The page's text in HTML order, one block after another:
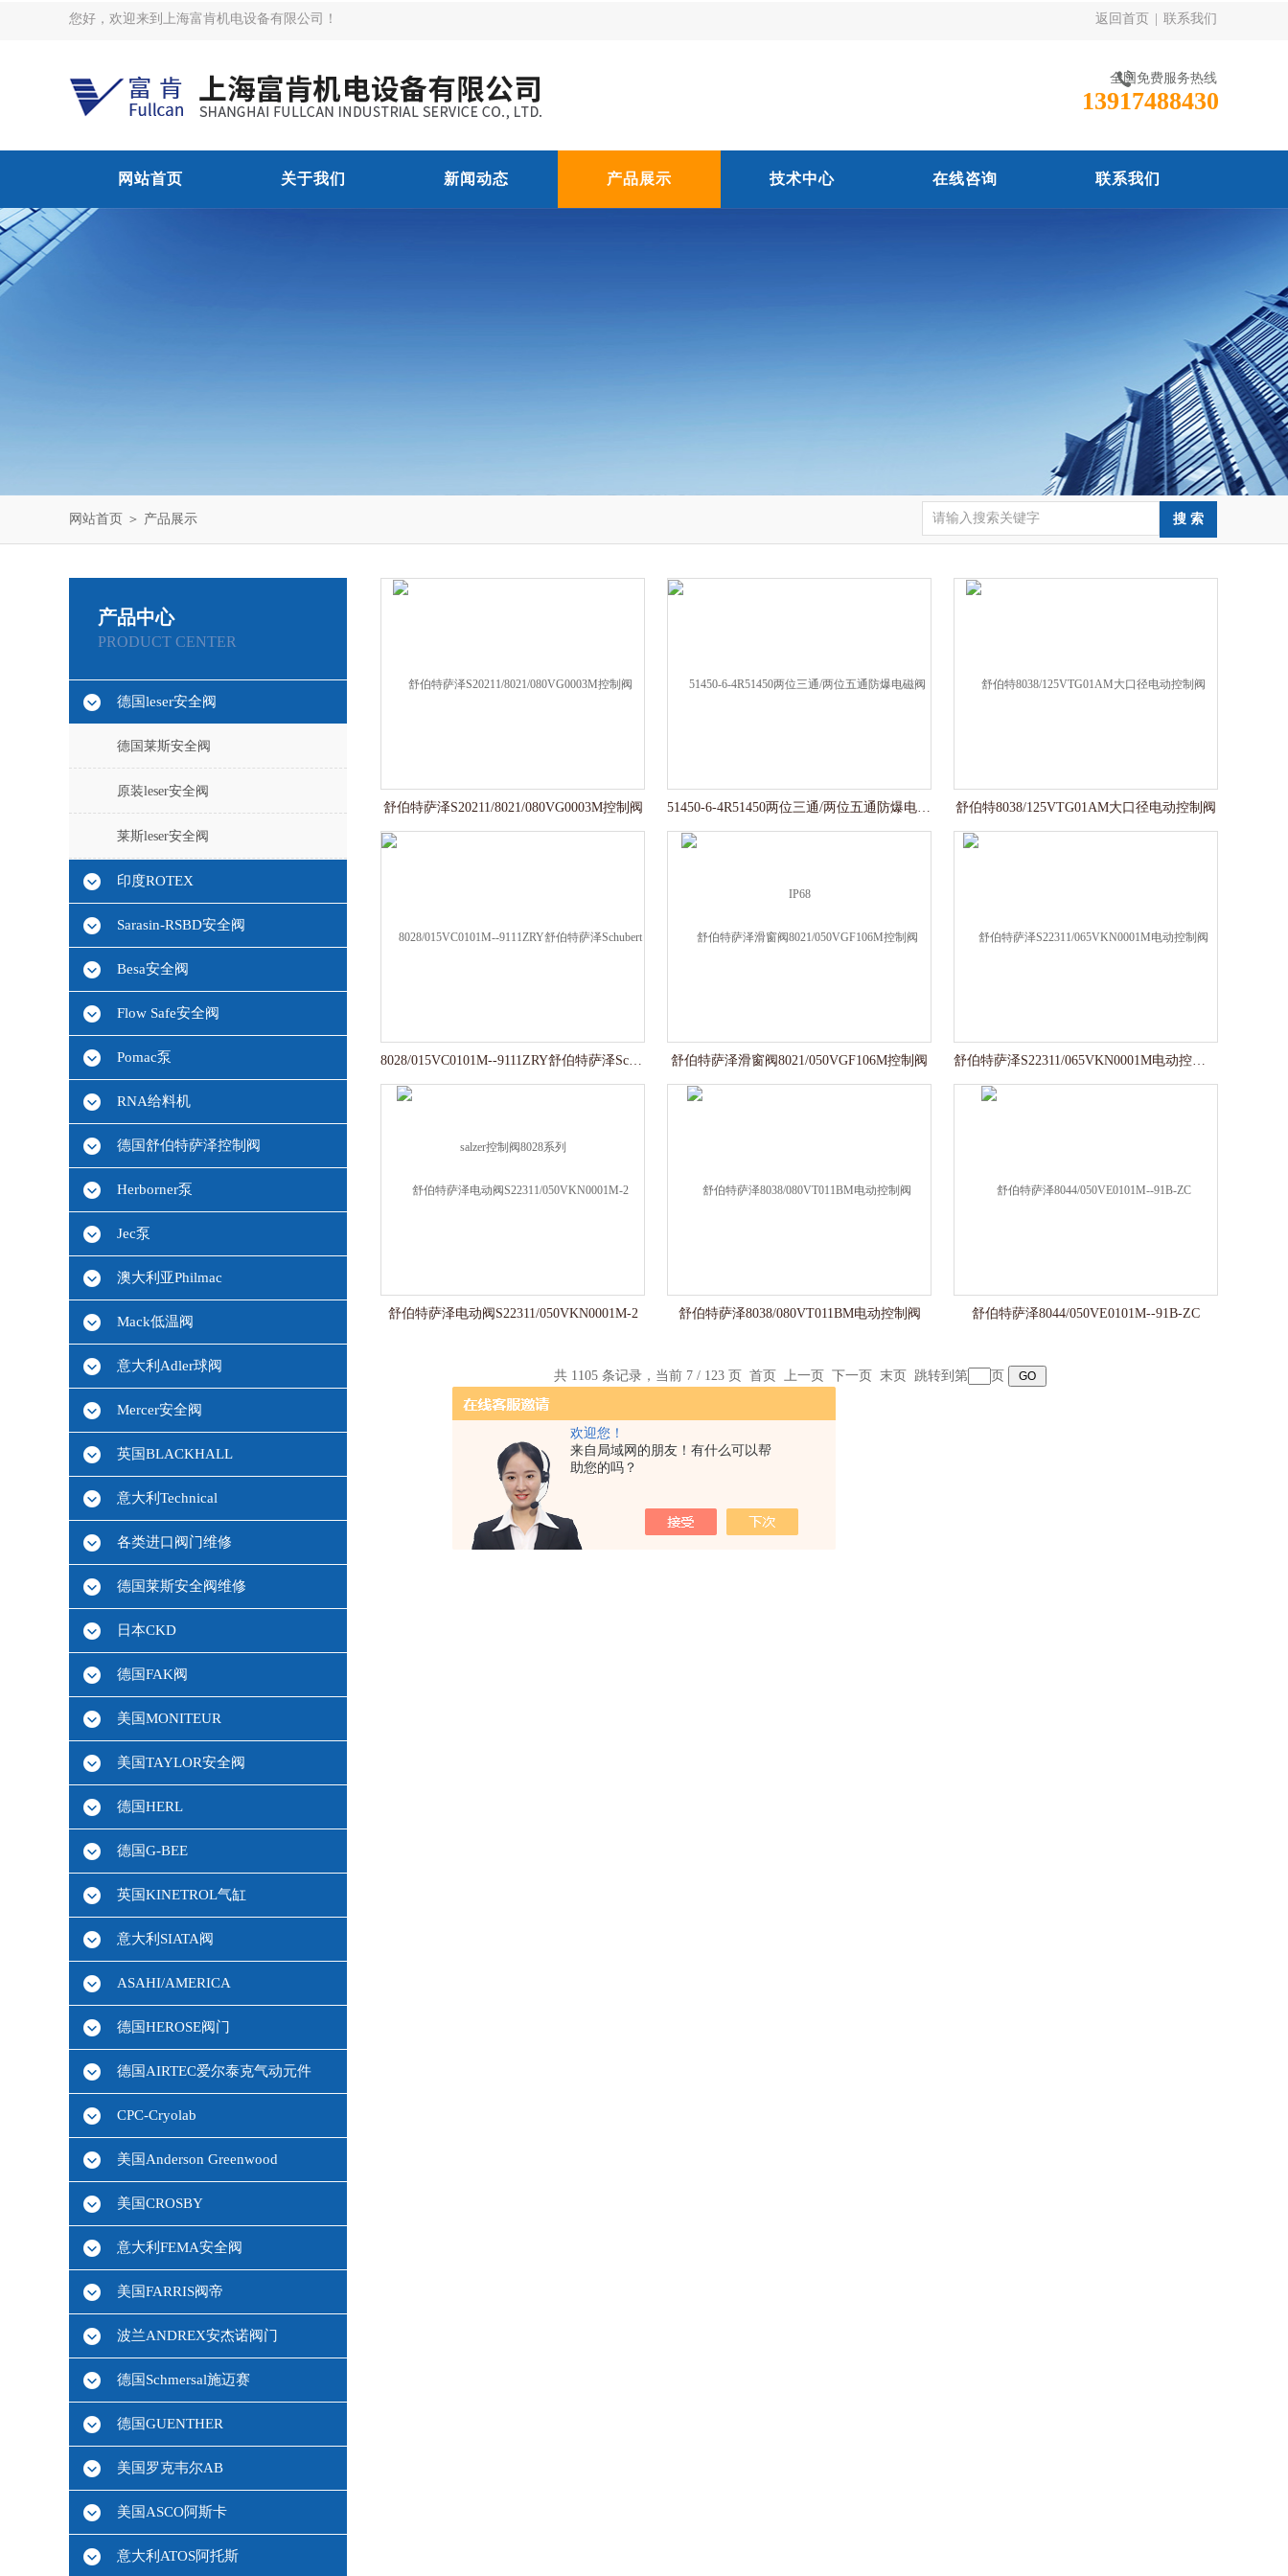
欢迎您！
来自局域网的朋友！有什么可以帮
助您的吗？
您好，欢迎来到上海富肯机电设备有限公司！ 返回首页 联系我们
全国免费服务热线
13917488430
网站首页 关于我们 新闻动态 产品展示 技术中心 在线咨询 联系我们
网站首页 ＞ 产品展示
产品中心
PRODUCT CENTER
德国leser安全阀
德国莱斯安全阀
原装leser安全阀
莱斯leser安全阀
印度ROTEX
Sarasin-RSBD安全阀
Besa安全阀
Flow Safe安全阀
Pomac泵
RNA给料机
德国舒伯特萨泽控制阀
Herborner泵
Jec泵
澳大利亚Philmac
Mack低温阀
意大利Adler球阀
Mercer安全阀
英国BLACKHALL
意大利Technical
各类进口阀门维修
德国莱斯安全阀维修
日本CKD
德国FAK阀
美国MONITEUR
美国TAYLOR安全阀
德国HERL
德国G-BEE
英国KINETROL气缸
意大利SIATA阀
ASAHI/AMERICA
德国HEROSE阀门
德国AIRTEC爱尔泰克气动元件
CPC-Cryolab
美国Anderson Greenwood
美国CROSBY
意大利FEMA安全阀
美国FARRIS阀帝
波兰ANDREX安杰诺阀门
德国Schmersal施迈赛
德国GUENTHER
美国罗克韦尔AB
美国ASCO阿斯卡
意大利ATOS阿托斯
舒伯特萨泽S20211/8021/080VG0003M控制阀 51450-6-4R51450两位三通/两位五通防爆电磁阀IP68 舒伯特8038/125VTG01AM大口径电动控制阀
8028/015VC0101M--9111ZRY舒伯特萨泽Schubert salzer控制阀8028系列 舒伯特萨泽滑窗阀8021/050VGF106M控制阀 舒伯特萨泽S22311/065VKN0001M电动控制阀
舒伯特萨泽电动阀S22311/050VKN0001M-2 舒伯特萨泽8038/080VT011BM电动控制阀 舒伯特萨泽8044/050VE0101M--91B-ZC
共 1105 条记录，当前 7 / 123 页 首页 上一页 下一页 末页 跳转到第 页